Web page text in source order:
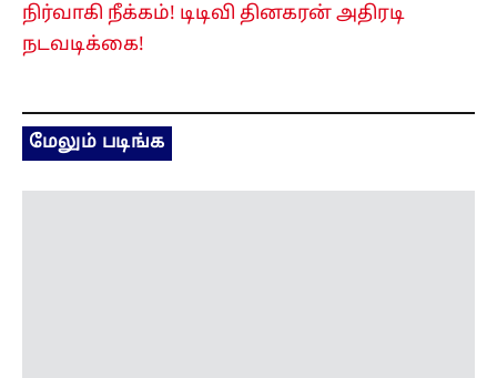
நிர்வாகி நீக்கம்! டிடிவி தினகரன் அதிரடி
நடவடிக்கை!
மேலும் படிங்க